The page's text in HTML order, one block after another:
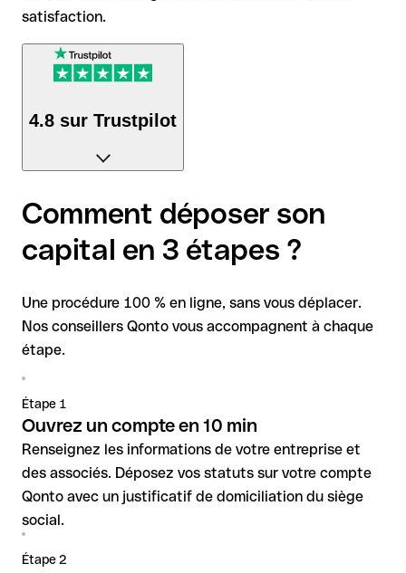
satisfaction.
4.8 sur Trustpilot
satisfaction.
Comment déposer son
capital en 3 étapes ?
Une procédure 100 % en ligne, sans vous déplacer.
Nos conseillers Qonto vous accompagnent à chaque
étape.
Étape 1
Ouvrez un compte en 10 min
Renseignez les informations de votre entreprise et
des associés. Déposez vos statuts sur votre compte
Qonto avec un justificatif de domiciliation du siège
social.
Étape 2